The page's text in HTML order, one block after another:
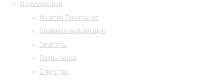
О филармонии
Маэстро Темирканов
Правовая информация
Оркестры
Планы залов
Структура